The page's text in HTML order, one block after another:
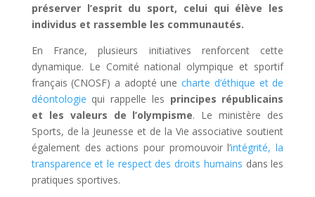
préserver l’esprit du sport, celui qui élève les
individus et rassemble les communautés.
En France, plusieurs initiatives renforcent cette
dynamique. Le Comité national olympique et sportif
français (CNOSF) a adopté unecharte d’éthique et de
déontologie qui rappelle les principes républicains
et les valeurs de l’olympisme. Le ministère des
Sports, de la Jeunesse et de la Vie associative soutient
également des actions pour promouvoir l’intégrité, la
transparence et le respect des droits humains dans les
pratiques sportives.